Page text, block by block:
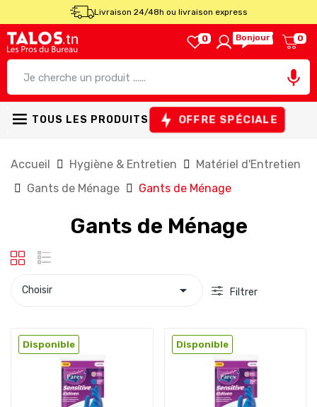
Livraison 24/48h ou livraison express
0 Bonjour ! 0

TOUS LES PRODUITS OFFRE SPÉCIALE
Accueil Hygiène & Entretien
Matériel d'Entretien
Gants de Ménage
Gants de Ménage
Gants de Ménage
Choisir  Filtrer
Disponible Disponible